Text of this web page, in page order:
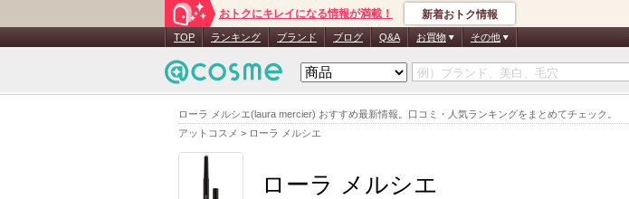
ローラ メルシエ(laura mercier) おすすめ最新情報。口コミ・人気ランキングをまとめてチェック。
アットコスメ > ローラ メルシエ
おトクにキレイになる情報が満載！ 新着おトク情報
TOP ランキング ブランド ブログ Q&A お買物 その他
ローラ メルシエ